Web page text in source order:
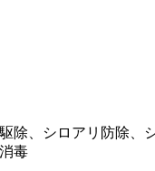
除、シロアリ防除、
毒